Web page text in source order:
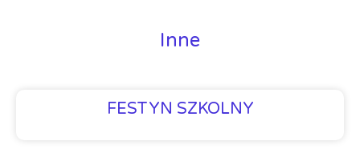
Inne
FESTYN SZKOLNY